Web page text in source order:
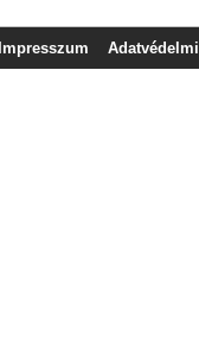
Impresszum